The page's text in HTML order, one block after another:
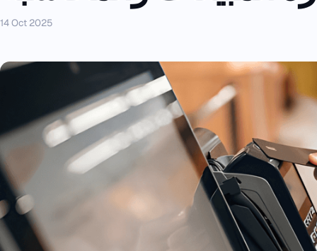
14 Oct 2025